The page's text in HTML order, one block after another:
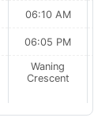
06:10 AM
06:05 PM
Waning
Crescent